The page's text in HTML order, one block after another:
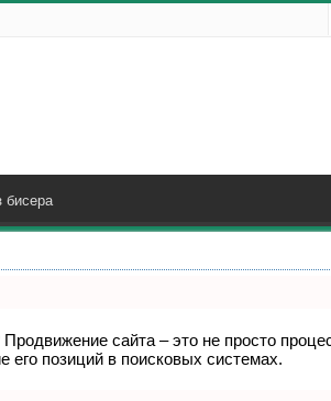
бисера
Продвижение сайта – это не просто
позиций в поисковых системах.